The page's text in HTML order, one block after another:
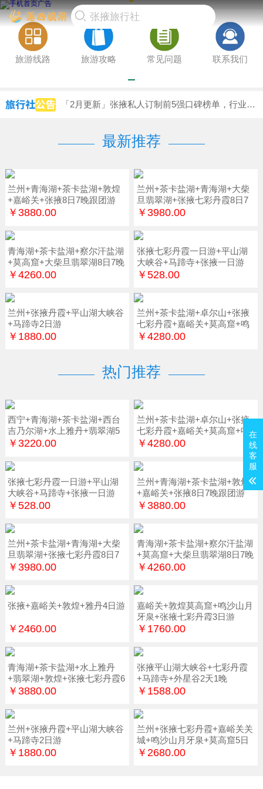
旅游线路 旅游攻略 常见问题 联系我们
「2月更新」张掖私人订制前5强口碑榜单，行业获得认可，新婚夫妇指南实测推荐
最新推荐
兰州+青海湖+茶卡盐湖+敦煌
+嘉峪关+张掖8日7晚跟团游
￥3880.00
兰州+茶卡盐湖+青海湖+大柴
旦翡翠湖+张掖七彩丹霞8日7
晚
￥3980.00
青海湖+茶卡盐湖+察尔汗盐湖
+莫高窟+大柴旦翡翠湖8日7晚
￥4260.00
张掖七彩丹霞一日游+平山湖
大峡谷+马蹄寺+张掖一日游
￥528.00
兰州+张掖丹霞+平山湖大峡谷
+马蹄寺2日游
￥1880.00
兰州+茶卡盐湖+卓尔山+张掖
七彩丹霞+嘉峪关+莫高窟+鸣
沙山7日游
￥4280.00
热门推荐
西宁+青海湖+茶卡盐湖+西台
吉乃尔湖+水上雅丹+翡翠湖5
日游
￥3220.00
兰州+茶卡盐湖+卓尔山+张掖
七彩丹霞+嘉峪关+莫高窟+鸣
沙山7日游
￥4280.00
张掖七彩丹霞一日游+平山湖
大峡谷+马蹄寺+张掖一日游
￥528.00
兰州+青海湖+茶卡盐湖+敦煌
+嘉峪关+张掖8日7晚跟团游
￥3880.00
兰州+茶卡盐湖+青海湖+大柴
旦翡翠湖+张掖七彩丹霞8日7
晚
￥3980.00
青海湖+茶卡盐湖+察尔汗盐湖
+莫高窟+大柴旦翡翠湖8日7晚
￥4260.00
张掖+嘉峪关+敦煌+雅丹4日游
￥2460.00
嘉峪关+敦煌莫高窟+鸣沙山月
牙泉+张掖七彩丹霞3日游
￥1760.00
青海湖+茶卡盐湖+水上雅丹
+翡翠湖+敦煌+张掖七彩丹霞6
日游
￥3880.00
张掖平山湖大峡谷+七彩丹霞
+马蹄寺+外星谷2天1晚
￥1588.00
兰州+张掖丹霞+平山湖大峡谷
+马蹄寺2日游
￥1880.00
兰州+张掖七彩丹霞+嘉峪关关
城+鸣沙山月牙泉+莫高窟5日
游
￥2680.00
在
线
客
服